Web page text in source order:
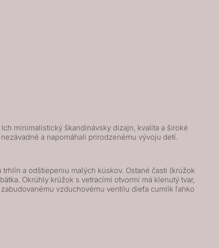
minimalistický škandinávsky dizajn, kvalita a široké
a napomáhali prirodzenému vývoju detí.
a odštiepeniu malých kúskov. Ostané časti (krúžok
Okrúhly krúžok s vetracími otvormi má klenutý tvar,
vzduchovému ventilu dieťa cumlík ľahko